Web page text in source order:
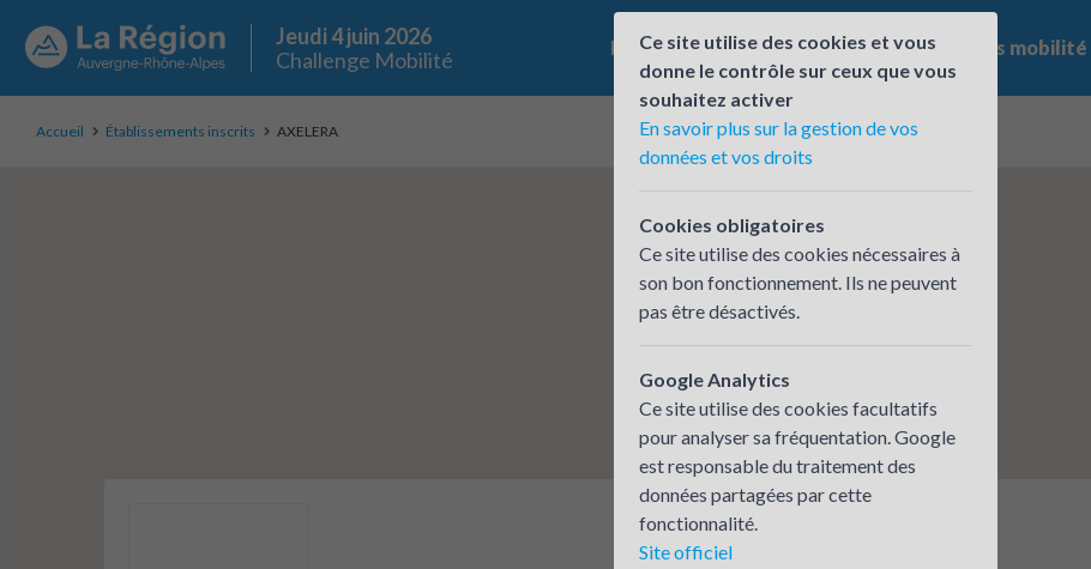
Jeudi 4 juin 2026
Challenge Mobilité
Le challenge Qui participe ? Les offres mobilité
Accueil Établissements inscrits AXELERA
Ce site utilise des cookies et vous
donne le contrôle sur ceux que vous
souhaitez activer
En savoir plus sur la gestion de vos
données et vos droits
Cookies obligatoires
Ce site utilise des cookies nécessaires à
son bon fonctionnement. Ils ne peuvent
pas être désactivés.
Google Analytics
Ce site utilise des cookies facultatifs
pour analyser sa fréquentation. Google
est responsable du traitement des
données partagées par cette
fonctionnalité.
Site officiel